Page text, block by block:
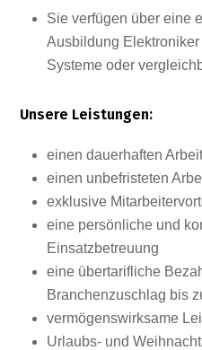
Sie verfügen über eine
Ausbildung Elektroniker
Systeme oder
Unsere Leistungen:
einen dauerhaften
einen unbefristeten
exklusive
eine persönliche und
Einsatzbetreuung
eine übertarifliche
Branchenzuschlag bis
vermögenswirksame
Urlaubs- und